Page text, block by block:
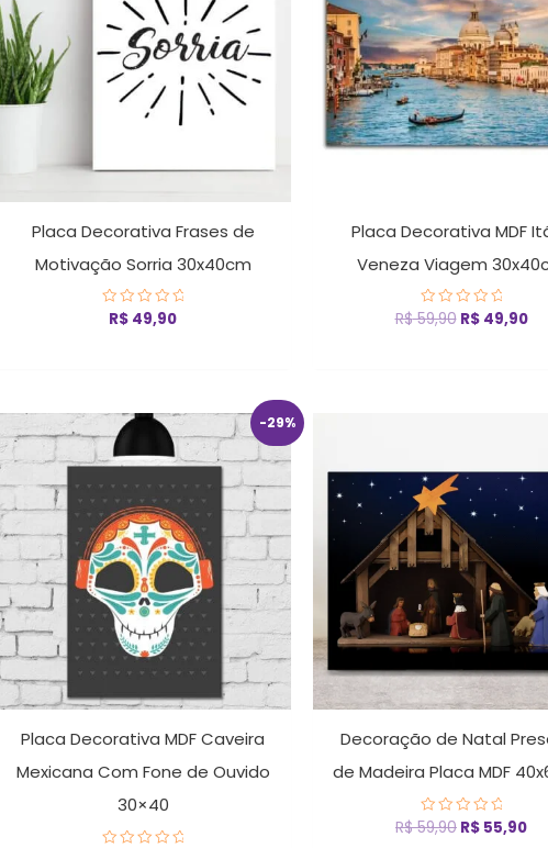
Placa Decorativa Frases de
Motivação Sorria 30x40cm
Avaliação
R$ 49,90
Placa Decorativa MDF
Veneza Viagem
Avaliação
R$59,90 R$49,90
-29%
Placa Decorativa MDF Caveira
Mexicana Com Fone de Ouvido
30×40
O
preço
original
R$ 69,90.
O
preço
atual
R$ 49,90.
Decoração de Natal
de Madeira Placa MDF
Avaliação
0
R$59,90
era:
R$ 59,90.
R$ 55,90
é: